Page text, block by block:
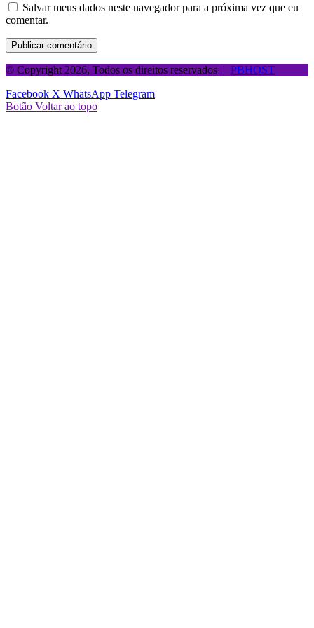
Salvar meus dados neste navegador para a próxima vez que eu
comentar.
© Copyright 2026, Todos os direitos reservados | PBHOST
Facebook X WhatsApp Telegram
Botão Voltar ao topo